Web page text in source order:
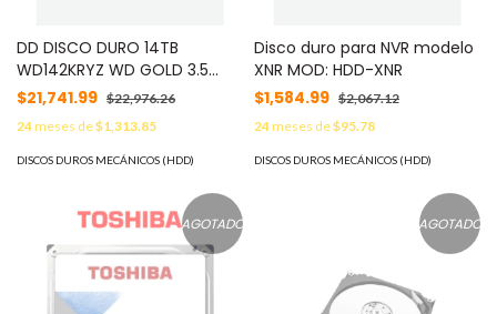
DD DISCO DURO 14TB
WD142KRYZ WD GOLD 3.5
SATA3 6GB/S 256MB
7200RPM 24X7 HOTPLUG
P/NAS/NVR/SERVER
$21,741.99 $22,976.26
24meses de$1,313.85
DISCOS DUROS MECÁNICOS (HDD)
Disco duro para NVR modelo
XNR MOD: HDD-XNR
$1,584.99 $2,067.12
24meses de$95.78
DISCOS DUROS MECÁNICOS (HDD)
AGOTADO AGOTADO